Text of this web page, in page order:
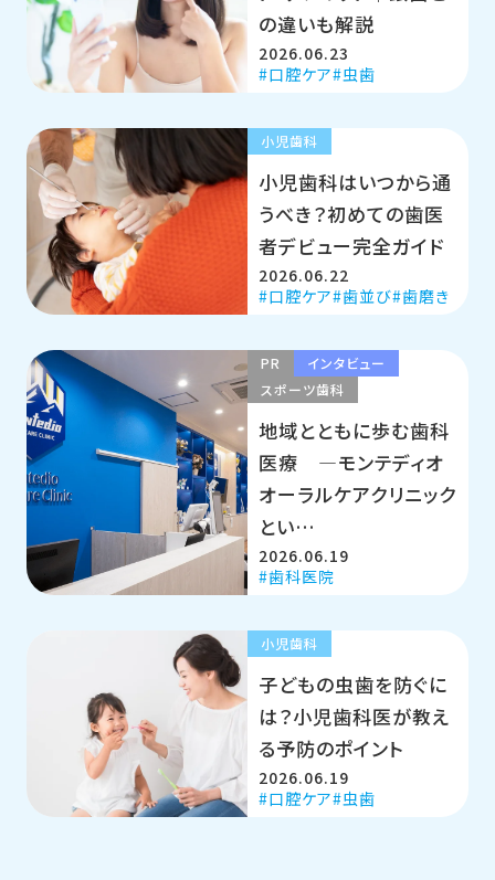
の違いも解説
2026.06.23
口腔ケア 虫歯
小児歯科
小児歯科はいつから通
うべき？初めての歯医
者デビュー完全ガイド
2026.06.22
口腔ケア 歯並び 歯磨き
PR
インタビュー
スポーツ歯科
地域とともに歩む歯科
医療 ―モンテディオ
オーラルケアクリニック
とい…
2026.06.19
歯科医院
小児歯科
子どもの虫歯を防ぐに
は？小児歯科医が教え
る予防のポイント
2026.06.19
口腔ケア 虫歯